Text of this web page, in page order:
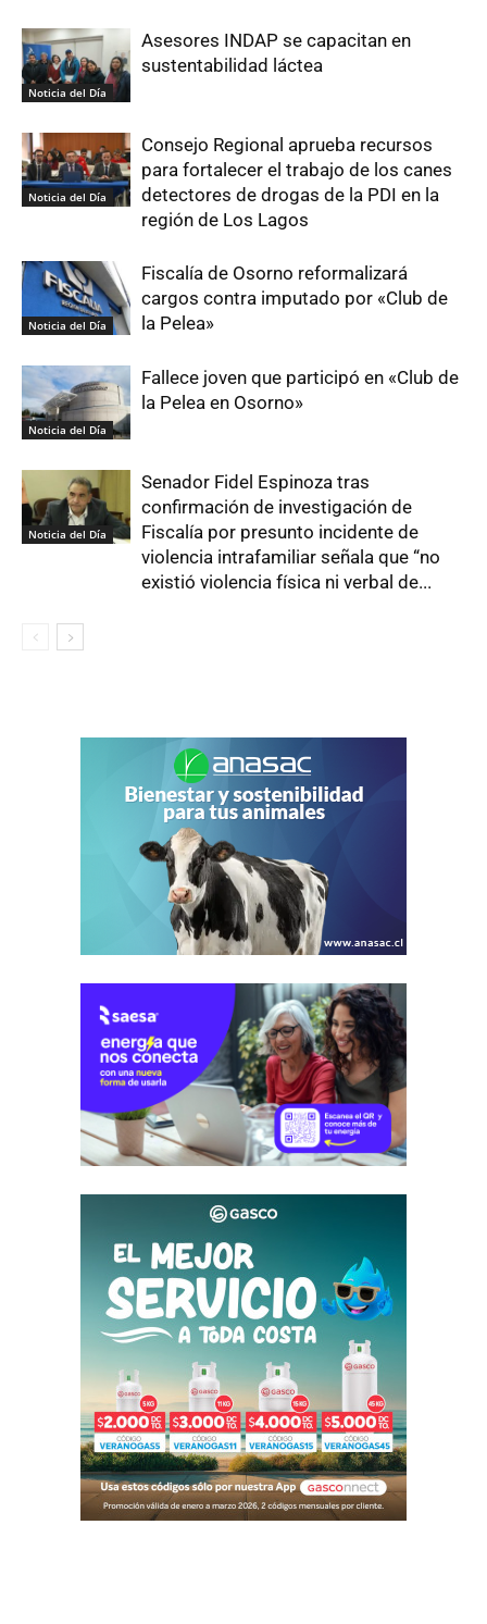
Noticia del Día
Asesores INDAP se capacitan en
sustentabilidad láctea
Noticia del Día
Consejo Regional aprueba recursos
para fortalecer el trabajo de los canes
detectores de drogas de la PDI en la
región de Los Lagos
Noticia del Día
Fiscalía de Osorno reformalizará
cargos contra imputado por «Club de
la Pelea»
Noticia del Día
Fallece joven que participó en «Club de
la Pelea en Osorno»
Noticia del Día
Senador Fidel Espinoza tras
confirmación de investigación de
Fiscalía por presunto incidente de
violencia intrafamiliar señala que “no
existió violencia física ni verbal de...